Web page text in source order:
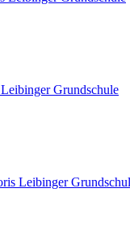
Grundschule
Leibinger